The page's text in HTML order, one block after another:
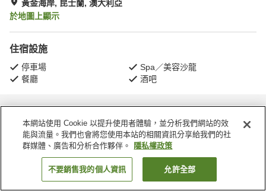
黃金海岸, 昆士蘭, 澳大利亞
於地圖上顯示
住宿設施
停車場
Spa／美容沙龍
餐廳
酒吧
首頁 澳大利亞 昆士蘭 黃金海岸 黃金海岸天堂度假飯店
找客房
本網站使用 Cookie 以提升使用者體驗，並分析我們網站的效
能與流量。我們也會將您使用本站的相關資訊分享給我們的社
群媒體、廣告和分析合作夥伴。
隱私權政策
不要銷售我的個人資訊 允許全部